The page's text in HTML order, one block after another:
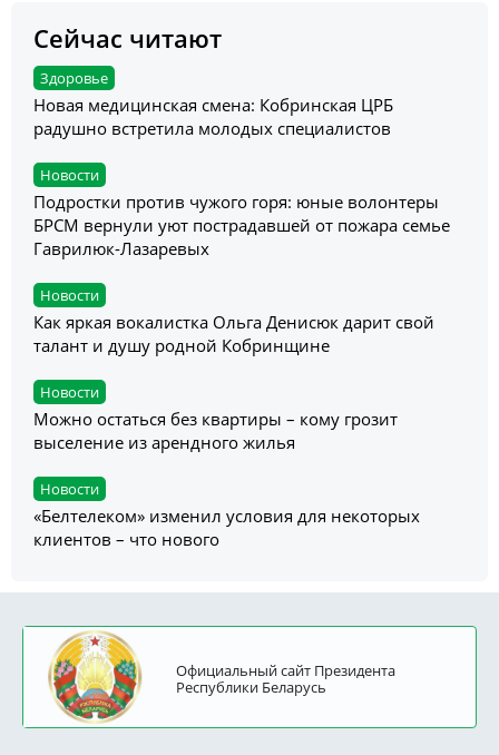
Сейчас читают
Здоровье
Новая медицинская смена: Кобринская ЦРБ
радушно встретила молодых специалистов
Новости
Подростки против чужого горя: юные волонтеры
БРСМ вернули уют пострадавшей от пожара семье
Гаврилюк-Лазаревых
Новости
Как яркая вокалистка Ольга Денисюк дарит свой
талант и душу родной Кобринщине
Новости
Можно остаться без квартиры – кому грозит
выселение из арендного жилья
Новости
«Белтелеком» изменил условия для некоторых
клиентов – что нового
Официальный сайт Президента
Республики Беларусь